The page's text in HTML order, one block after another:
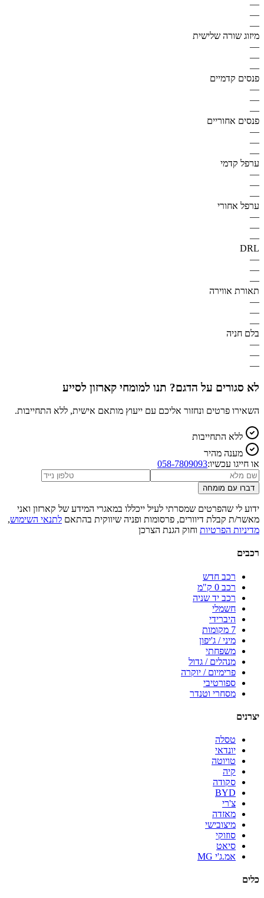
—
—
—
מיזוג שורה שלישית
—
—
—
פנסים קדמיים
—
—
—
פנסים אחוריים
—
—
—
ערפל קדמי
—
—
—
ערפל אחורי
—
—
—
DRL
—
—
—
תאורת אווירה
—
—
—
בלם חניה
—
—
—
לא סגורים על הדגם? תנו למומחי קארזון לסייע
השאירו פרטים ונחזור אליכם עם ייעוץ מותאם אישית, ללא התחייבות.
ללא התחייבות
מענה מהיר
או חייגו עכשיו:058-7809093
דברו עם מומחה
ידוע לי שהפרטים שמסרתי לעיל ייכללו במאגרי המידע של קארזון ואני
מאשר/ת קבלת דיוורים, פרסומות ופניה שיווקית בהתאם לתנאי השימוש,
מדיניות הפרטיות וחוק הגנת הצרכן
רכבים
רכב חדש
רכב 0 ק"מ
רכב יד שניה
חשמלי
היברידי
7 מקומות
מיני / ג'יפון
משפחתי
מנהלים / גדול
פרימיום / יוקרה
ספורטיבי
מסחרי וטנדר
יצרנים
טסלה
יונדאי
טויוטה
קיה
סקודה
BYD
צ'רי
מאזדה
מיצובישי
סוזוקי
סיאט
אמ.ג'י MG
כלים